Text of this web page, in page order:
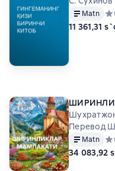
Matn
11 361,31
Перевод
Matn
34 083,92